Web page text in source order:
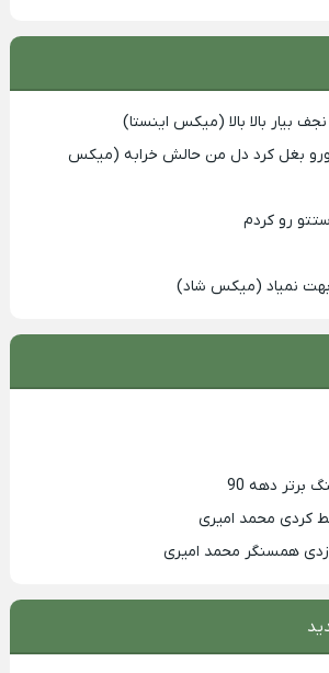
بیار بالا بالا (میکس اینستا)
بغل کرد دل من حالش خرابه (میکس
رو کردم
بهت نمیاد (میکس شاد)
کردی محمد امیری
همسنگر محمد امیری